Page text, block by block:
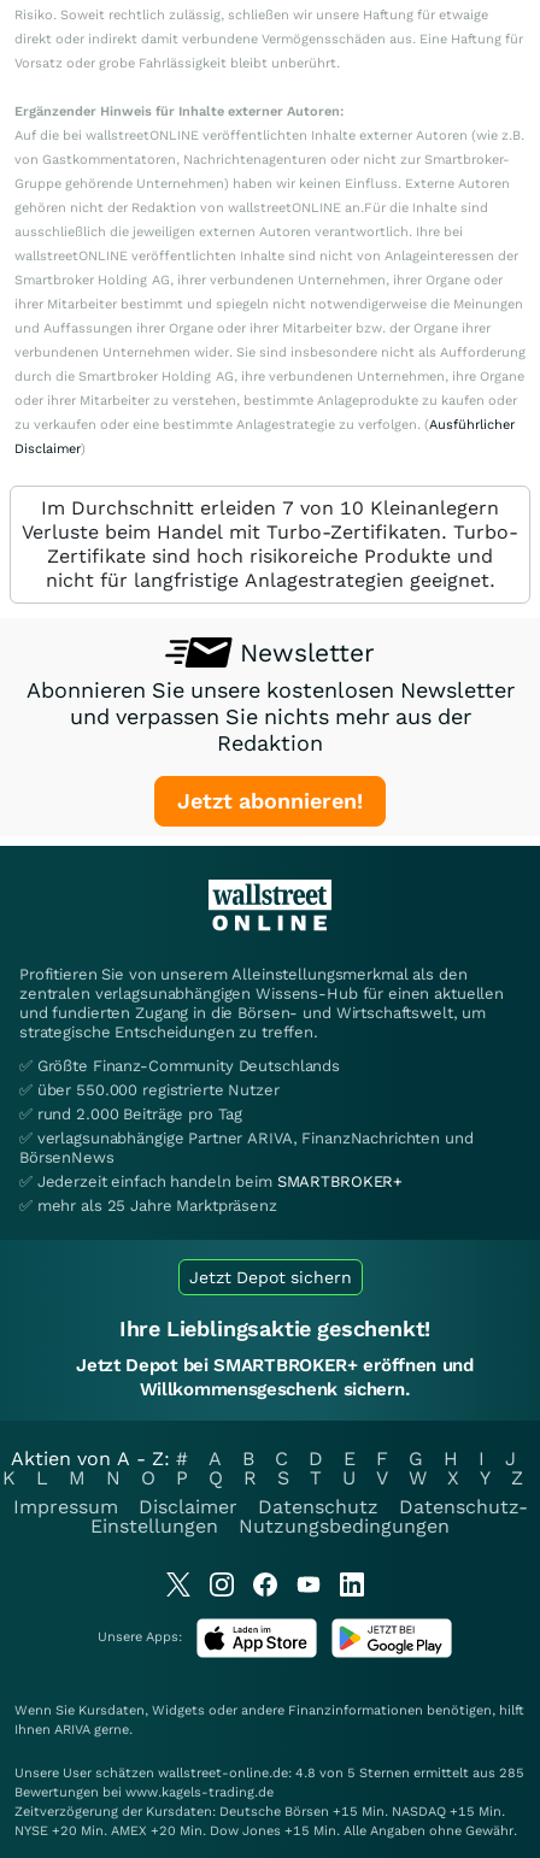
Risiko. Soweit rechtlich zulässig, schließen wir unsere Haftung für etwaige
direkt oder indirekt damit verbundene Vermögensschäden aus. Eine Haftung für
Vorsatz oder grobe Fahrlässigkeit bleibt unberührt.
Ergänzender Hinweis für Inhalte externer Autoren:
Auf die bei wallstreetONLINE veröffentlichten Inhalte externer Autoren (wie z.B.
von Gastkommentatoren, Nachrichtenagenturen oder nicht zur Smartbroker-
Gruppe gehörende Unternehmen) haben wir keinen Einfluss. Externe Autoren
gehören nicht der Redaktion von wallstreetONLINE an.Für die Inhalte sind
ausschließlich die jeweiligen externen Autoren verantwortlich. Ihre bei
wallstreetONLINE veröffentlichten Inhalte sind nicht von Anlageinteressen der
Smartbroker Holding AG, ihrer verbundenen Unternehmen, ihrer Organe oder
ihrer Mitarbeiter bestimmt und spiegeln nicht notwendigerweise die Meinungen
und Auffassungen ihrer Organe oder ihrer Mitarbeiter bzw. der Organe ihrer
verbundenen Unternehmen wider. Sie sind insbesondere nicht als Aufforderung
durch die Smartbroker Holding AG, ihre verbundenen Unternehmen, ihre Organe
oder ihrer Mitarbeiter zu verstehen, bestimmte Anlageprodukte zu kaufen oder
zu verkaufen oder eine bestimmte Anlagestrategie zu verfolgen. (Ausführlicher
Disclaimer)
Im Durchschnitt erleiden 7 von 10 Kleinanlegern
Verluste beim Handel mit Turbo-Zertifikaten. Turbo-
Zertifikate sind hoch risikoreiche Produkte und
nicht für langfristige Anlagestrategien geeignet.
Newsletter
Abonnieren Sie unsere kostenlosen Newsletter
und verpassen Sie nichts mehr aus der
Redaktion
Jetzt abonnieren!
Profitieren Sie von unserem Alleinstellungsmerkmal als den
zentralen verlagsunabhängigen Wissens-Hub für einen aktuellen
und fundierten Zugang in die Börsen- und Wirtschaftswelt, um
strategische Entscheidungen zu treffen.
✅ Größte Finanz-Community Deutschlands
✅ über 550.000 registrierte Nutzer
✅ rund 2.000 Beiträge pro Tag
✅ verlagsunabhängige Partner ARIVA, FinanzNachrichten und
BörsenNews
✅ Jederzeit einfach handeln beim SMARTBROKER+
✅ mehr als 25 Jahre Marktpräsenz
Jetzt Depot sichern
Ihre Lieblingsaktie geschenkt!
Jetzt Depot bei SMARTBROKER+ eröffnen und
Willkommensgeschenk sichern.
Aktien von A - Z: # A B C D E F G H I
J
K
L M N O P Q R S T U V W X Y
Z
Impressum
Disclaimer Datenschutz
Datenschutz-
Einstellungen
Nutzungsbedingungen
Unsere Apps:
Wenn Sie Kursdaten, Widgets oder andere Finanzinformationen benötigen, hilft
Ihnen ARIVA gerne.
Unsere User schätzen wallstreet-online.de: 4.8 von 5 Sternen ermittelt aus 285
Bewertungen bei www.kagels-trading.de
Zeitverzögerung der Kursdaten: Deutsche Börsen +15 Min. NASDAQ +15 Min.
NYSE +20 Min. AMEX +20 Min. Dow Jones +15 Min. Alle Angaben ohne Gewähr.